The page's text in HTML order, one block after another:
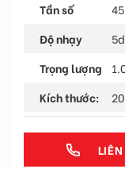
Tần số
Độ nhạy
Trọng lượng
Kích thước: